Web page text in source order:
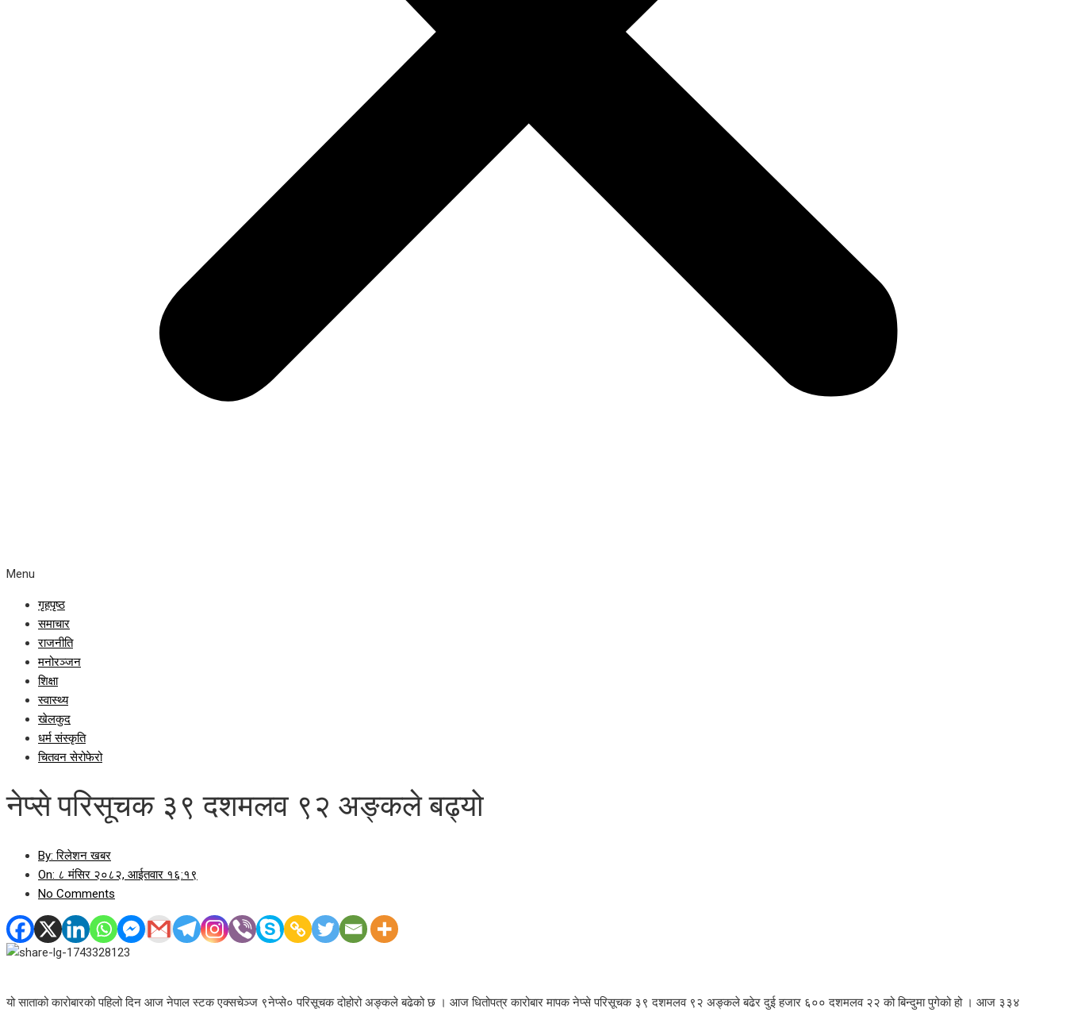
Menu
गृहपृष्ठ
समाचार
राजनीति
मनोरञ्जन
शिक्षा
स्वास्थ्य
खेलकुद
धर्म संस्कृति
चितवन सेरोफेरो
नेप्से परिसूचक ३९ दशमलव ९२ अङ्कले बढ्यो
By: रिलेशन खबर
On: ८ मंसिर २०८२, आईतवार १६:१९
No Comments
यो साताको कारोबारको पहिलो दिन आज नेपाल स्टक एक्सचेञ्ज ९नेप्से० परिसूचक दोहोरो अङ्कले बढेको छ । आज धितोपत्र कारोबार मापक नेप्से परिसूचक ३९ दशमलव ९२ अङ्कले बढेर दुई हजार ६०० दशमलव २२ को बिन्दुमा पुगेको हो । आज ३३४